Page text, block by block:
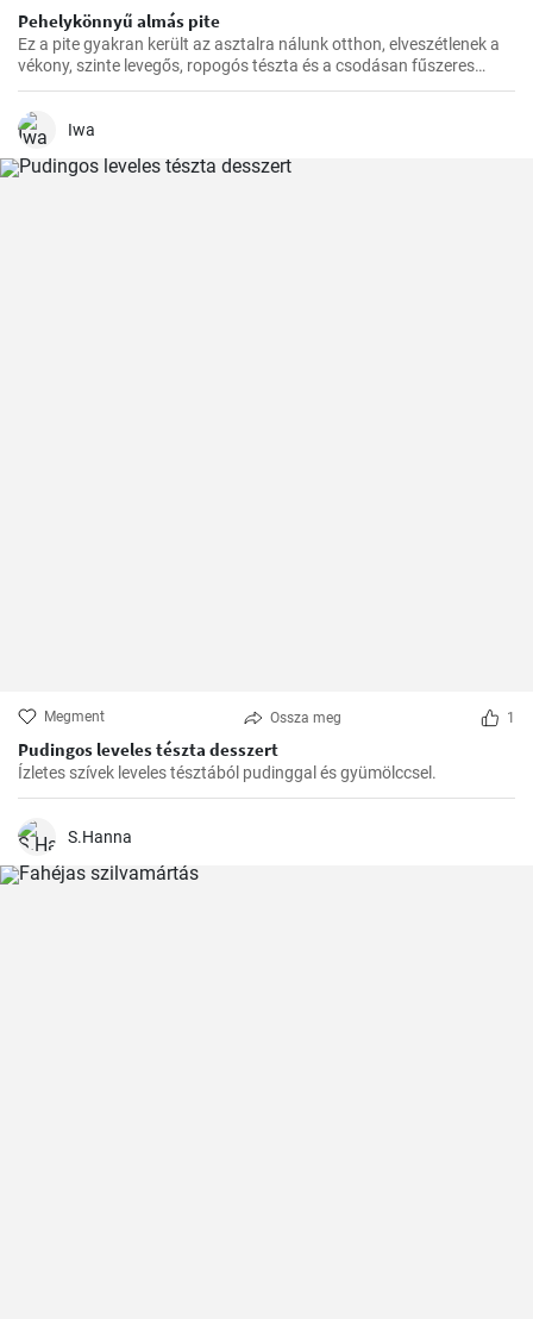
Pehelykönnyű almás pite
Ez a pite gyakran került az asztalra nálunk otthon, elveszétlenek a
vékony, szinte levegős, ropogós tészta és a csodásan fűszeres
almafüllő között. Az ovitudók, hazaértem, és már messziről éreztem
a fahéj és az alma csodás illatát. Itt az ideje hát, hogy megosszam
veletek is ezt a csodás receptet.
Iwa
Megment Ossza meg 1
Pudingos leveles tészta desszert
Ízletes szívek leveles tésztából pudinggal és gyümölccsel.
S.Hanna